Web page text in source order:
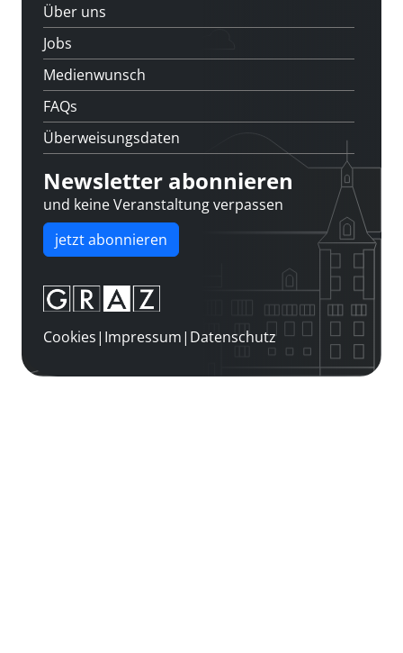
Über uns
Jobs
Medienwunsch
FAQs
Überweisungsdaten
Newsletter abonnieren
und keine Veranstaltung verpassen
jetzt abonnieren
Cookies| Impressum| Datenschutz